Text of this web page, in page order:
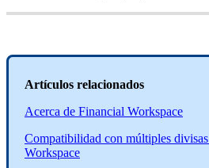
Artículos relacionados
Acerca de Financial Workspace
Compatibilidad con múltiples divisas
Workspace